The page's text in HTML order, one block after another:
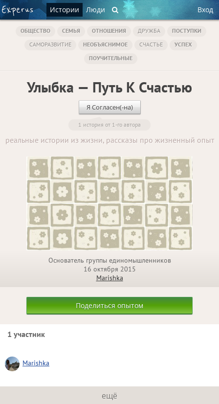
Истории Люди Вход
ОБЩЕСТВО СЕМЬЯ ОТНОШЕНИЯ ДРУЖБА
ПОСТУПКИ
САМОРАЗВИТИЕ
НЕОБЪЯСНИМОЕ СЧАСТЬЕ
УСПЕХ
ПОУЧИТЕЛЬНЫЕ
Улыбка — Путь К Счастью
Я Согласен(-на)
1 история от 1-го автора
реальные истории из жизни, рассказы про жизненный опыт
Основатель группы единомышленников
16 октября 2015
Marishka
Поделиться опытом
1 участник
Marishka
ещё